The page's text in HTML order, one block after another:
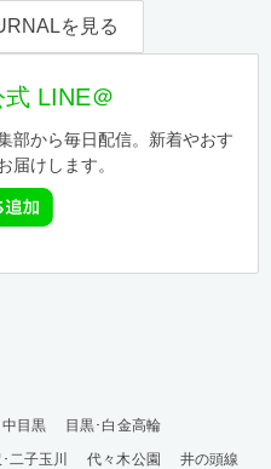
を見る
LINE＠
部から毎日配信。新着やおす
届けします。
目黒
目黒･白金高輪
二子玉川 代々木公園
井の頭線